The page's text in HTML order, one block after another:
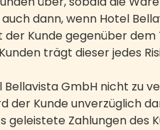
dann, wenn Hotel
Kunde gegenüber
trägt dieser jedes
GmbH nicht zu
Kunde unverzüglich
Zahlungen des